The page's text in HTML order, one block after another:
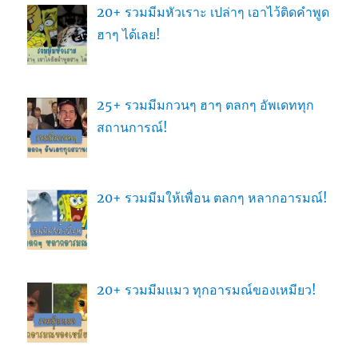
20+ รวมมีมหัวเราะ เปล่าๆ เอาไว้ติดคำพูด
ฮาๆ ได้เลย!
25+ รวมมีมกวนๆ ฮาๆ ตลกๆ อัพเดททุก
สถานการณ์!
20+ รวมมีมให้เพื่อน ตลกๆ หลากอารมณ์!
20+ รวมมีมแมว ทุกอารมณ์ของเหมียว!